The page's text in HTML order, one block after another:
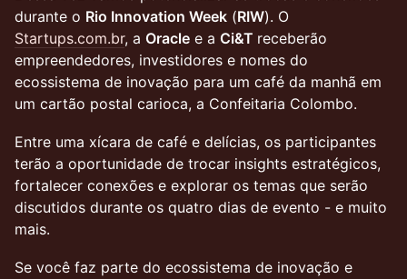
durante o Rio Innovation Week (RIW). O
Startups.com.br, a Oracle e a Ci&T receberão
empreendedores, investidores e nomes do
ecossistema de inovação para um café da manhã em
um cartão postal carioca, a Confeitaria Colombo.
Entre uma xícara de café e delícias, os participantes
terão a oportunidade de trocar insights estratégicos,
fortalecer conexões e explorar os temas que serão
discutidos durante os quatro dias de evento - e muito
mais.
Se você faz parte do ecossistema de inovação e